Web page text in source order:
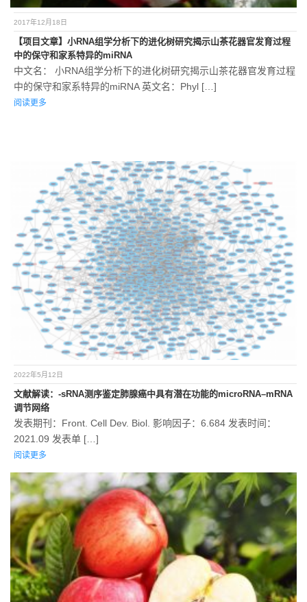
2017年12月18日
【项目文章】小RNA组学分析下的进化树研究揭示山茶花器官发育过程
中的保守和家系特异的miRNA
中文名： 小RNA组学分析下的进化树研究揭示山茶花器官发育过程
中的保守和家系特异的miRNA 英文名：Phyl […]
阅读更多
2022年5月12日
文献解读：-sRNA测序鉴定肺腺癌中具有潜在功能的microRNA–mRNA
调节网络
发表期刊：Front. Cell Dev. Biol. 影响因子：6.684 发表时间：
2021.09 发表单 […]
阅读更多